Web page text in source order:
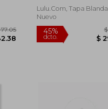
Lulu.com, Tapa Blanda,
Nuevo